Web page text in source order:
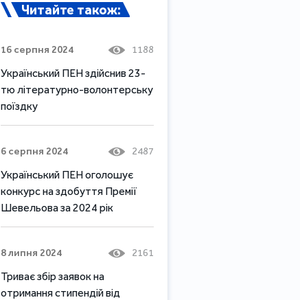
Читайте також:
16 серпня 2024 1188
Український ПЕН здійснив 23-
тю літературно-волонтерську
поїздку
6 серпня 2024 2487
Український ПЕН оголошує
конкурс на здобуття Премії
Шевельова за 2024 рік
8 липня 2024 2161
Триває збір заявок на
отримання стипендій від